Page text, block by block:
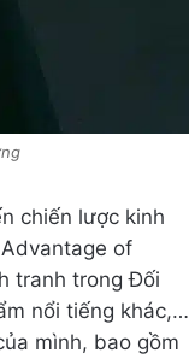
chiến lược kinh
of
tranh trong Đối
nổi tiếng khác,…
mình, bao gồm